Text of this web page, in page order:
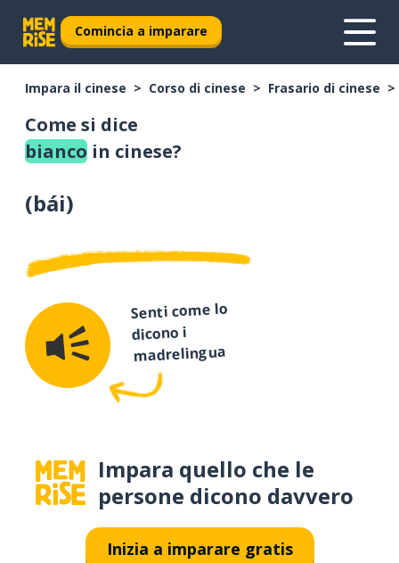
Comincia a imparare
Impara il cinese Corso di cinese Frasario di cinese
Come si dice
bianco in cinese?
(bái)
Senti come lo
dicono i
madrelingua
Impara quello che le
persone dicono davvero
Inizia a imparare gratis